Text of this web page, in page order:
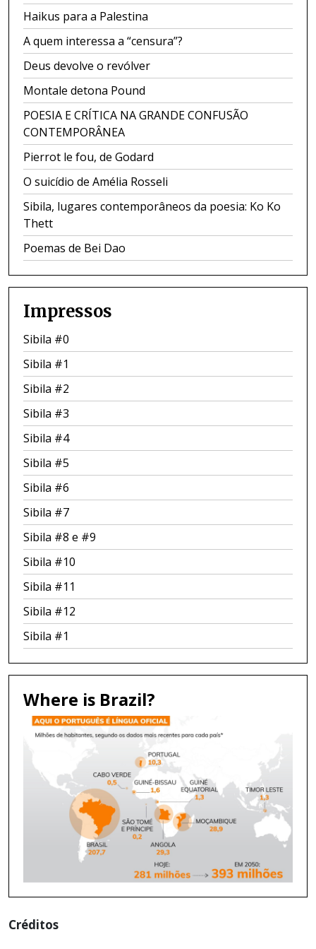
Haikus para a Palestina
A quem interessa a “censura”?
Deus devolve o revólver
Montale detona Pound
POESIA E CRÍTICA NA GRANDE CONFUSÃO
CONTEMPORÂNEA
Pierrot le fou, de Godard
O suicídio de Amélia Rosseli
Sibila, lugares contemporâneos da poesia: Ko Ko
Thett
Poemas de Bei Dao
Impressos
Sibila #0
Sibila #1
Sibila #2
Sibila #3
Sibila #4
Sibila #5
Sibila #6
Sibila #7
Sibila #8 e #9
Sibila #10
Sibila #11
Sibila #12
Sibila #1
Where is Brazil?
Créditos